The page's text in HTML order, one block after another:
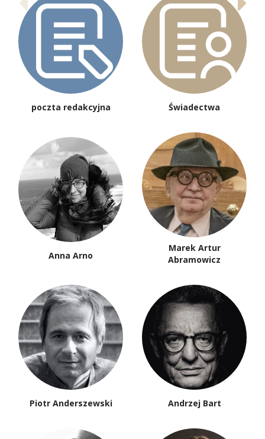
poczta redakcyjna Świadectwa
Anna Arno
Marek Artur
Abramowicz
Piotr Anderszewski Andrzej Bart